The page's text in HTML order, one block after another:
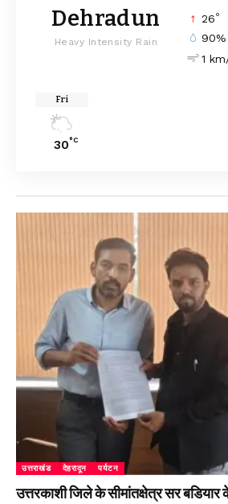
Dehradun
Heavy Intensity Rain
26°
90%
1
Fri
30°C
उत्तराखंड देहरादून पर्यटन
उत्तरकाशी जिले के सीमांतक्षेत्र सर बडियार